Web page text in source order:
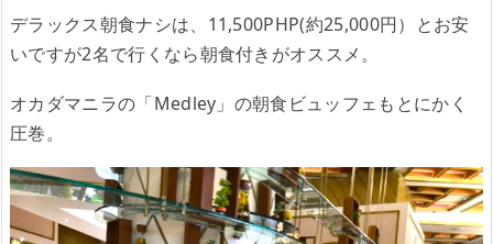
デラックス朝食ナシは、11,500PHP(約25,000円）とお安
いですが2名で行くなら朝食付きがオススメ。
オカダマニラの「Medley」の朝食ビュッフェもとにかく
圧巻。